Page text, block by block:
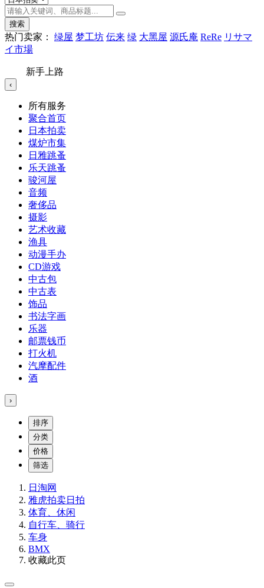
搜索
热门卖家： 绿屋 梦工坊 伝来 绿 大黑屋 源氏庵 ReRe リサマ
イ市場
新手上路
‹
所有服务
聚合首页
日本拍卖
煤炉市集
日雅跳蚤
乐天跳蚤
骏河屋
音频
奢侈品
摄影
艺术收藏
渔具
动漫手办
CD游戏
中古包
中古表
饰品
书法字画
乐器
邮票钱币
打火机
汽摩配件
酒
›
排序
分类
价格
筛选
日淘网
雅虎拍卖日拍
体育、休闲
自行车、骑行
车身
BMX
收藏此页